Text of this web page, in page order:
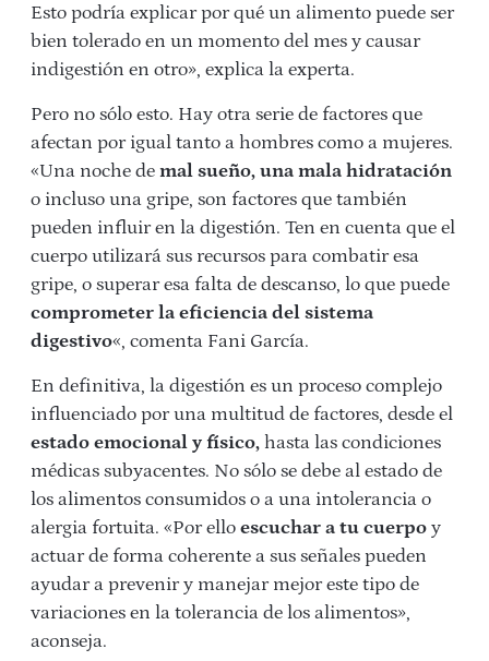
Esto podría explicar por qué un alimento puede ser
bien tolerado en un momento del mes y causar
indigestión en otro», explica la experta.
Pero no sólo esto. Hay otra serie de factores que
afectan por igual tanto a hombres como a mujeres.
«Una noche de mal sueño, una mala hidratación
o incluso una gripe, son factores que también
pueden influir en la digestión. Ten en cuenta que el
cuerpo utilizará sus recursos para combatir esa
gripe, o superar esa falta de descanso, lo que puede
comprometer la eficiencia del sistema
digestivo«, comenta Fani García.
En definitiva, la digestión es un proceso complejo
influenciado por una multitud de factores, desde el
estado emocional y físico, hasta las condiciones
médicas subyacentes. No sólo se debe al estado de
los alimentos consumidos o a una intolerancia o
alergia fortuita. «Por ello escuchar a tu cuerpo y
actuar de forma coherente a sus señales pueden
ayudar a prevenir y manejar mejor este tipo de
variaciones en la tolerancia de los alimentos»,
aconseja.